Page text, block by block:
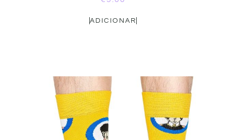
ADICIONAR